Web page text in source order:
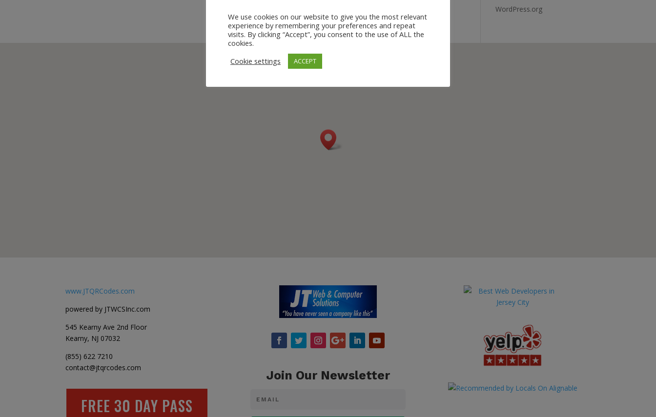
WordPress.org
www.JTQRCodes.com
powered by JTWCSInc.com
545 Kearny Ave 2nd Floor
Kearny, NJ 07032
(855) 622 7210
contact@jtqrcodes.com
FREE 30 DAY PASS
Join Our Newsletter
We use cookies on our website to give you the most relevant
experience by remembering your preferences and repeat
visits. By clicking “Accept”, you consent to the use of ALL the
cookies.
Cookie settings
ACCEPT